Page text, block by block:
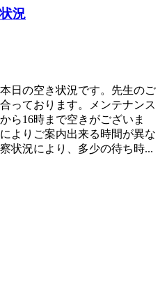
況
日の空き状況です。先生のご
っております。メンテナンス
ら16時まで空きがございま
よりご案内出来る時間が異な
状況により、多少の待ち時...